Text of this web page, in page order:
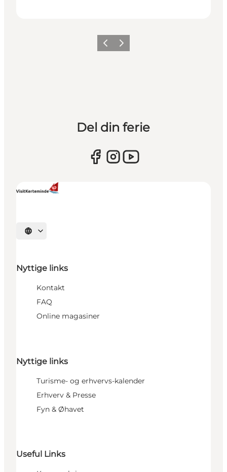
ForrigeNæste
Del din ferie
Vælg sprog
Nyttige links
Kontakt
FAQ
Online magasiner
Nyttige links
Turisme- og erhvervs-kalender
Erhverv & Presse
Fyn & Øhavet
Useful Links